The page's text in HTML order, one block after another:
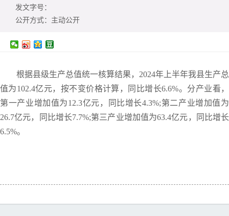
发文字号：
公开方式： 主动公开
根据县级生产总值统一核算结果，2024年上半年我县生产总
值为102.4亿元，按不变价格计算，同比增长6.6%。分产业看，
第一产业增加值为12.3亿元，同比增长4.3%;第二产业增加值为
26.7亿元，同比增长7.7%;第三产业增加值为63.4亿元，同比增长
6.5%。